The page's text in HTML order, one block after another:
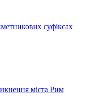
суфіксах
міста Рим